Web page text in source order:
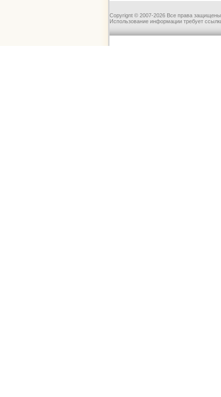
Copyrignt © 2007-2026 Все права
Использование информации требует